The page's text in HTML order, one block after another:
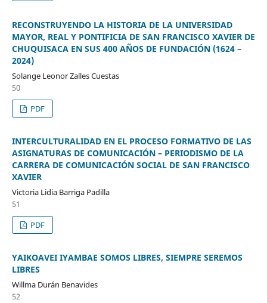
RECONSTRUYENDO LA HISTORIA DE LA UNIVERSIDAD
MAYOR, REAL Y PONTIFICIA DE SAN FRANCISCO XAVIER DE
CHUQUISACA EN SUS 400 AÑOS DE FUNDACIÓN (1624 –
2024)
Solange Leonor Zalles Cuestas
50
PDF
INTERCULTURALIDAD EN EL PROCESO FORMATIVO DE LAS
ASIGNATURAS DE COMUNICACIÓN – PERIODISMO DE LA
CARRERA DE COMUNICACIÓN SOCIAL DE SAN FRANCISCO
XAVIER
Victoria Lidia Barriga Padilla
51
PDF
YAIKOAVEI IYAMBAE SOMOS LIBRES, SIEMPRE SEREMOS
LIBRES
Willma Durán Benavides
52